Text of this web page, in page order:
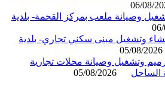
06/
ملعب بمركز القحمة- بلدية
مبنى سكني تجاري- بلدية
05/08/
وصيانة محلات تجارية
05/08/2026